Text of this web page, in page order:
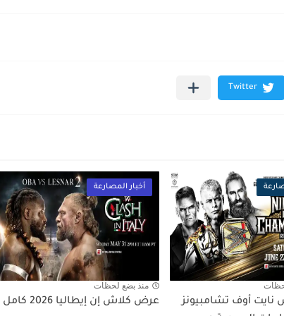
أوف تشامبيونز
أخبار المصارعة
منذ بضع لحظات
عرض كلاش إن إيطاليا 2026 كامل